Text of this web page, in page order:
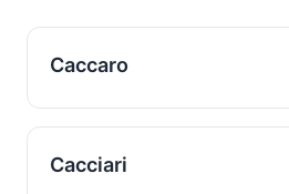
Caccaro
Cacciari